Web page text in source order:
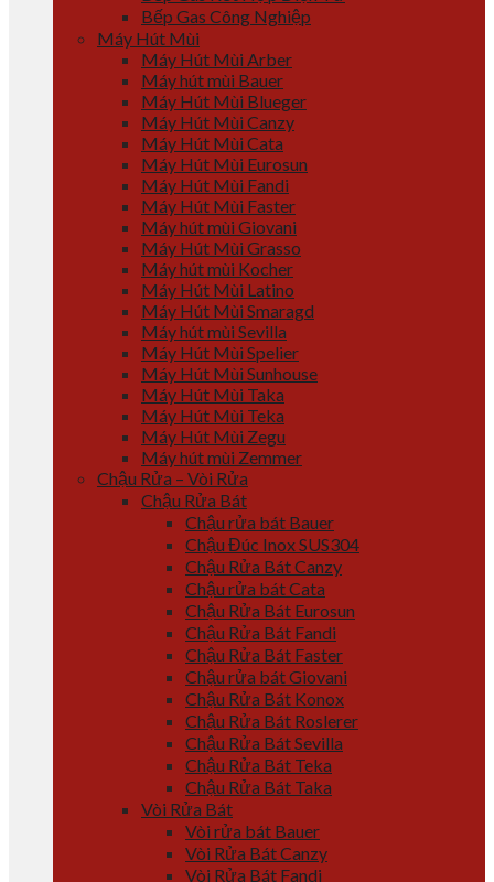
Bếp Gas Công Nghiệp
Máy Hút Mùi
Máy Hút Mùi Arber
Máy hút mùi Bauer
Máy Hút Mùi Blueger
Máy Hút Mùi Canzy
Máy Hút Mùi Cata
Máy Hút Mùi Eurosun
Máy Hút Mùi Fandi
Máy Hút Mùi Faster
Máy hút mùi Giovani
Máy Hút Mùi Grasso
Máy hút mùi Kocher
Máy Hút Mùi Latino
Máy Hút Mùi Smaragd
Máy hút mùi Sevilla
Máy Hút Mùi Spelier
Máy Hút Mùi Sunhouse
Máy Hút Mùi Taka
Máy Hút Mùi Teka
Máy Hút Mùi Zegu
Máy hút mùi Zemmer
Chậu Rửa – Vòi Rửa
Chậu Rửa Bát
Chậu rửa bát Bauer
Chậu Đúc Inox SUS304
Chậu Rửa Bát Canzy
Chậu rửa bát Cata
Chậu Rửa Bát Eurosun
Chậu Rửa Bát Fandi
Chậu Rửa Bát Faster
Chậu rửa bát Giovani
Chậu Rửa Bát Konox
Chậu Rửa Bát Roslerer
Chậu Rửa Bát Sevilla
Chậu Rửa Bát Teka
Chậu Rửa Bát Taka
Vòi Rửa Bát
Vòi rửa bát Bauer
Vòi Rửa Bát Canzy
Vòi Rửa Bát Fandi